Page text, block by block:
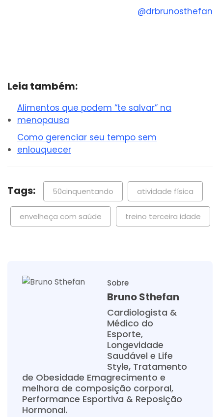
@drbrunosthefan
Leia também:
Alimentos que podem “te salvar” na
menopausa
Como gerenciar seu tempo sem
enlouquecer
Tags: 50cinquentando atividade física
envelheça com saúde treino terceira idade
Sobre
Bruno Sthefan
Cardiologista &
Médico do
Esporte,
Longevidade
Saudável e Life
Style, Tratamento
de Obesidade Emagrecimento e
melhora de composição corporal,
Performance Esportiva & Reposição
Hormonal.